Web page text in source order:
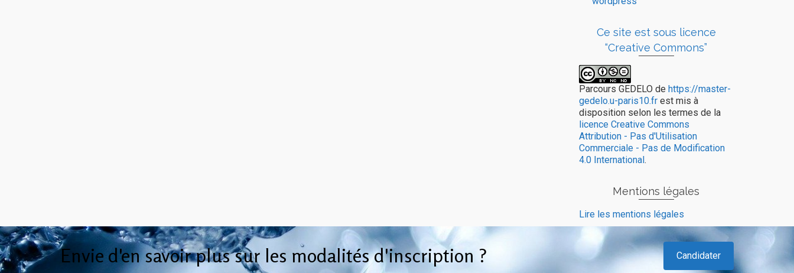
Ce site est sous licence
“Creative Commons”
Parcours GEDELO de https://master-
gedelo.u-paris10.frest mis à
disposition selon les termes de la
licence Creative Commons
Attribution - Pas d'Utilisation
Commerciale - Pas de Modification
4.0 International.
Mentions légales
Lire les mentions légales
Envie d'en savoir plus sur les modalités d'inscription ? Candidater